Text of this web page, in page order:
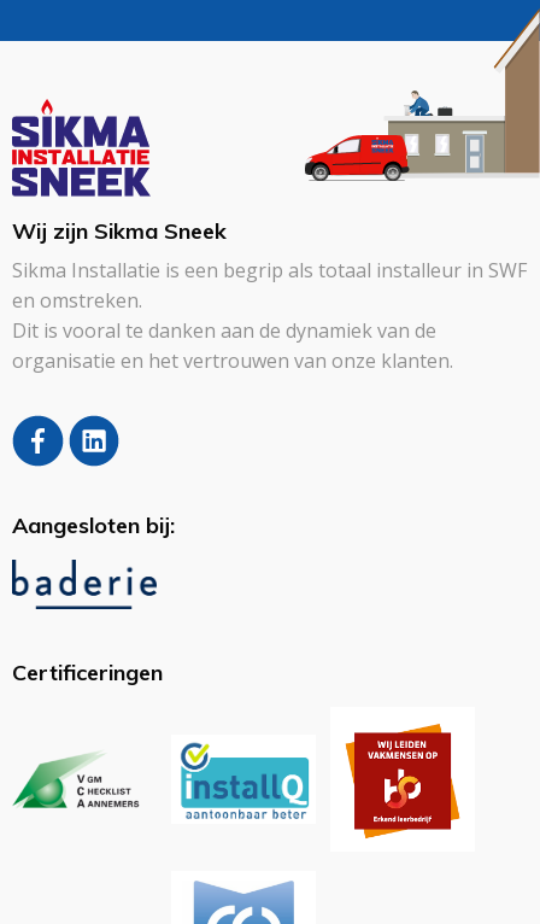
Wij zijn Sikma Sneek
Sikma Installatie is een begrip als totaal installeur in SWF
en omstreken.
Dit is vooral te danken aan de dynamiek van de
organisatie en het vertrouwen van onze klanten.
Aangesloten bij:
Certificeringen